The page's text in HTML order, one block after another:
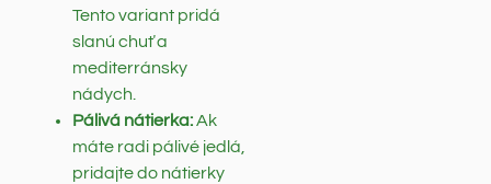
Tento variant pridá
slanú chuť a
mediterránsky
nádych.
Pálivá nátierka:Ak
máte radi pálivé jedlá,
pridajte do nátierky